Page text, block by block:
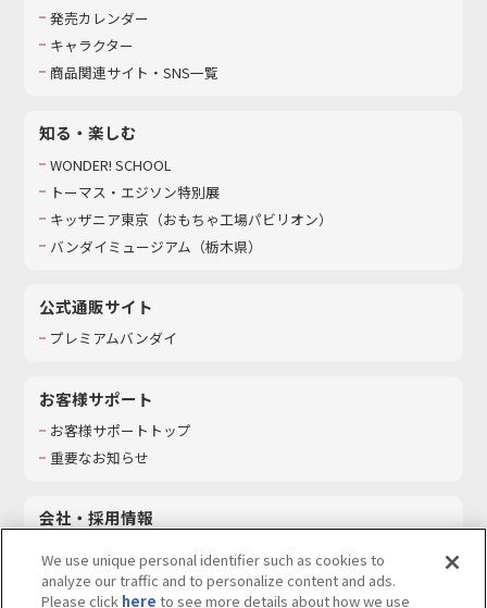
発売カレンダー
キャラクター
商品関連サイト・SNS一覧
知る・楽しむ
WONDER! SCHOOL
トーマス・エジソン特別展
キッザニア東京（おもちゃ工場パビリオン）​
バンダイミュージアム（栃木県）
公式通販サイト
プレミアムバンダイ
お客様サポート
お客様サポートトップ
重要なお知らせ
会社・採用情報
採用情報
We use unique personal identifier such as cookies to
analyze our traffic and to personalize content and ads.
Please click here to see more details about how we use